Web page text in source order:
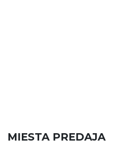
MIESTA PREDAJA